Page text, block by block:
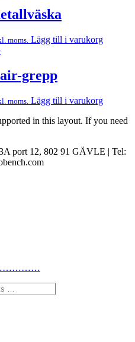
moms. Lägg till i varukorg
grepp
moms. Lägg till i varukorg
in this layout. If you need
port 12, 802 91 GÄVLE | Tel: